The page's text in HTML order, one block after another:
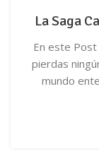
La Saga
En este Post
pierdas
mundo